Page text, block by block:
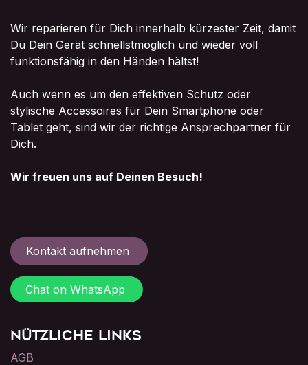
Wir reparieren für Dich innerhalb kürzester Zeit, damit
Du Dein Gerät schnellstmöglich und wieder voll
funktionsfähig in den Händen hältst!
Auch wenn es um den effektiven Schutz oder
stylische Accessoires für Dein Smartphone oder
Tablet geht, sind wir der richtige Ansprechpartner für
Dich.
Wir freuen uns auf Deinen Besuch!
Kontakt aufnehmen
Chat on WhatsApp
Nützliche Links
AGB